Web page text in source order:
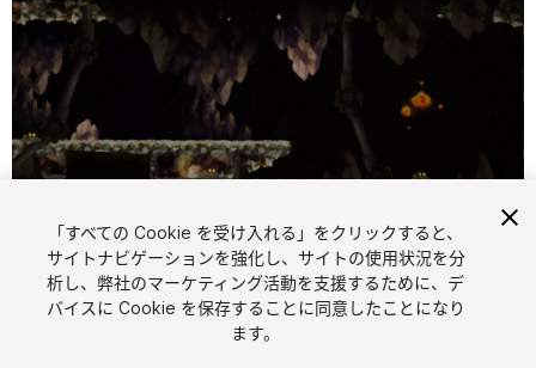
1/ 15
「すべての Cookie を受け入れる」をクリックすると、
サイトナビゲーションを強化し、サイトの使用状況を分
析し、弊社のマーケティング活動を支援するために、デ
バイスに Cookie を保存することに同意したことになり
ます。